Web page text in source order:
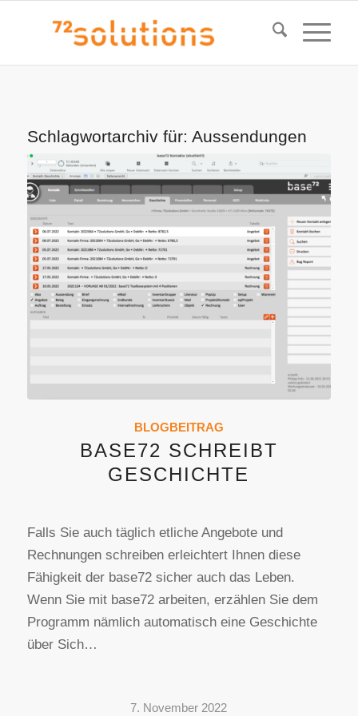
Schlagwortarchiv für: Aussendungen
BLOGBEITRAG
BASE72 SCHREIBT
GESCHICHTE
Falls Sie auch täglich etliche Angebote und
Rechnungen schreiben erleichtert Ihnen diese
Fähigkeit der base72 sicher auch das Leben.
Wenn Sie mit base72 arbeiten, erzählen Sie dem
Programm nämlich automatisch eine Geschichte
über Sich…
7. November 2022